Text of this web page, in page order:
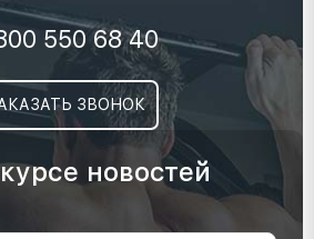
550 68 40
ЗВОНОК
новостей